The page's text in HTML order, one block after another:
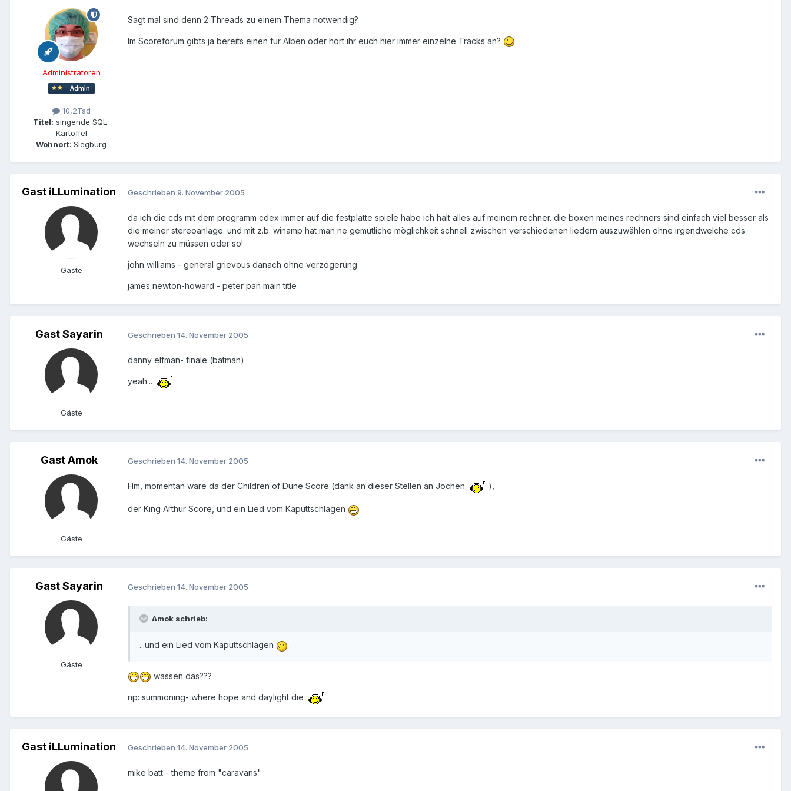
Administratoren
10,2Tsd
Titel: singende SQL-
Kartoffel
Wohnort: Siegburg
Sagt mal sind denn 2 Threads zu einem Thema notwendig?
Im Scoreforum gibts ja bereits einen für Alben oder hört ihr euch hier immer einzelne Tracks an?
Gast iLLumination
Gäste
Geschrieben 9. November 2005
da ich die cds mit dem programm cdex immer auf die festplatte spiele habe ich halt alles auf meinem rechner. die boxen meines rechners sind einfach viel besser als
die meiner stereoanlage. und mit z.b. winamp hat man ne gemütliche möglichkeit schnell zwischen verschiedenen liedern auszuwählen ohne irgendwelche cds
wechseln zu müssen oder so!
john williams - general grievous danach ohne verzögerung
james newton-howard - peter pan main title
Gast Sayarin
Gäste
Geschrieben 14. November 2005
danny elfman- finale (batman)
yeah...
Gast Amok
Gäste
Geschrieben 14. November 2005
Hm, momentan wäre da der Children of Dune Score (dank an dieser Stellen an Jochen ),
der King Arthur Score, und ein Lied vom Kaputtschlagen .
Gast Sayarin
Gäste
Geschrieben 14. November 2005
Amok schrieb:
...und ein Lied vom Kaputtschlagen .
wassen das???
np: summoning- where hope and daylight die
Gast iLLumination Geschrieben 14. November 2005
mike batt - theme from "caravans"